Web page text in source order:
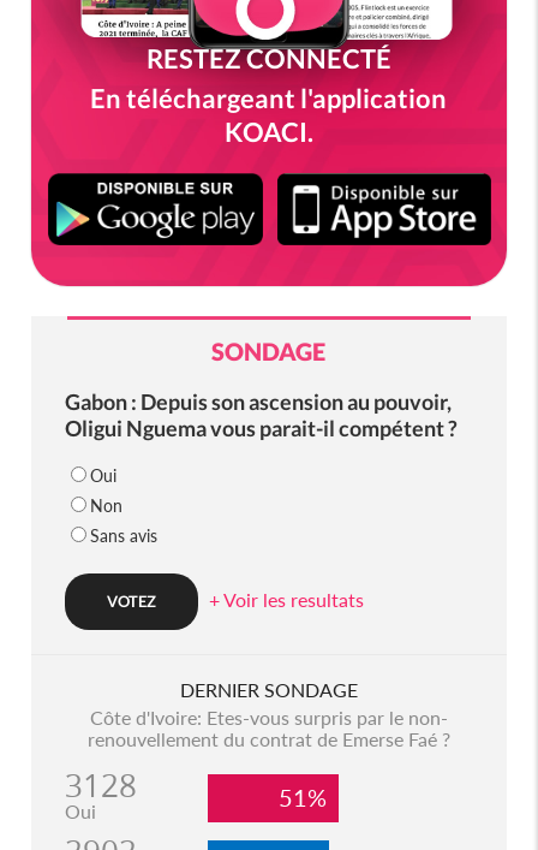
RESTEZ CONNECTÉ
En téléchargeant l'application
KOACI.
SONDAGE
Gabon : Depuis son ascension au pouvoir,
Oligui Nguema vous parait-il compétent ?
Oui
Non
Sans avis
+ Voir les resultats
DERNIER SONDAGE
Côte d'Ivoire: Etes-vous surpris par le non-
renouvellement du contrat de Emerse Faé ?
3128
Oui 51%